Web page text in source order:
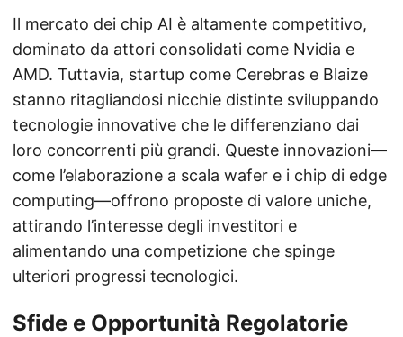
Il mercato dei chip AI è altamente competitivo,
dominato da attori consolidati come Nvidia e
AMD. Tuttavia, startup come Cerebras e Blaize
stanno ritagliandosi nicchie distinte sviluppando
tecnologie innovative che le differenziano dai
loro concorrenti più grandi. Queste innovazioni—
come l’elaborazione a scala wafer e i chip di edge
computing—offrono proposte di valore uniche,
attirando l’interesse degli investitori e
alimentando una competizione che spinge
ulteriori progressi tecnologici.
Sfide e Opportunità Regolatorie